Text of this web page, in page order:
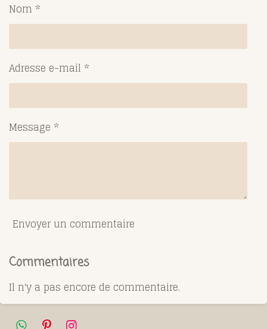
e
r r r r
Nom *
Adresse e-mail *
Message *
Envoyer un commentaire
Commentaires
Il n'y a pas encore de commentaire.